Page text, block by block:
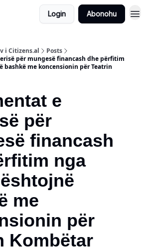
Login Abonohu
i Citizens.al
Posts
për mungesë financash dhe përfitim
bashkë me koncensionin për Teatrin
e
për
financash
nga
me
për
Kombëtar